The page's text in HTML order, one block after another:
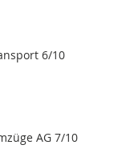
6/10
AG 7/10